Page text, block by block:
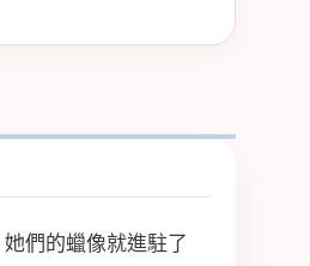
們的蠟像就進駐了